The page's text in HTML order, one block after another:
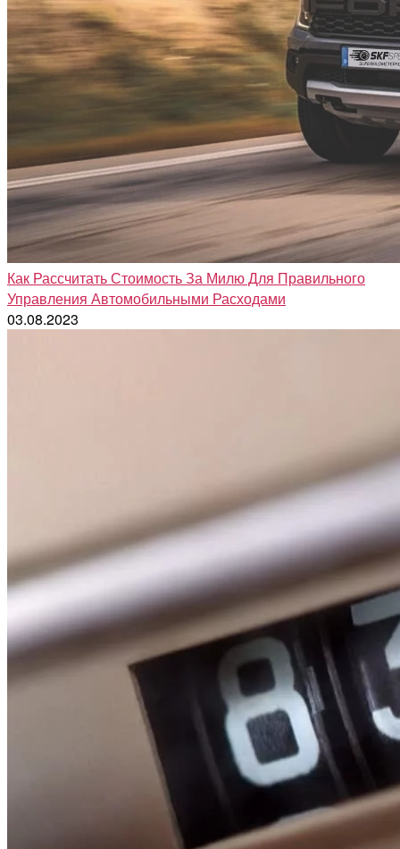
Как Рассчитать Стоимость За Милю Для Правильного
Управления Автомобильными Расходами
03.08.2023